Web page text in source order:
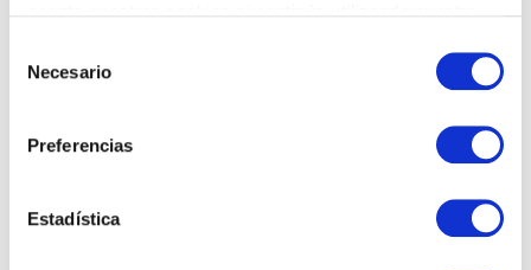
Necesario
Preferencias
Estadística